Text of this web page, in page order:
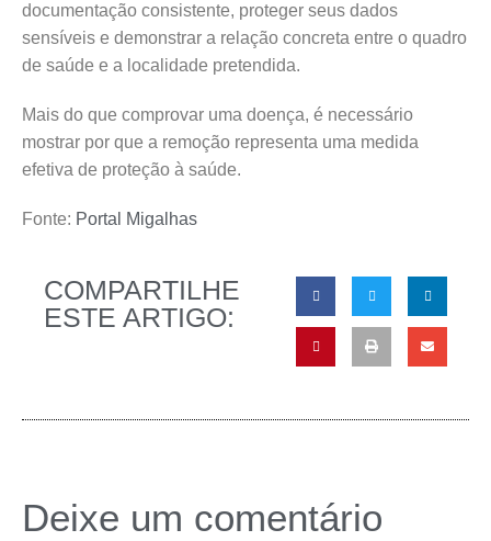
documentação consistente, proteger seus dados
sensíveis e demonstrar a relação concreta entre o quadro
de saúde e a localidade pretendida.
Mais do que comprovar uma doença, é necessário
mostrar por que a remoção representa uma medida
efetiva de proteção à saúde.
Fonte: Portal Migalhas
COMPARTILHE
ESTE ARTIGO:
Deixe um comentário